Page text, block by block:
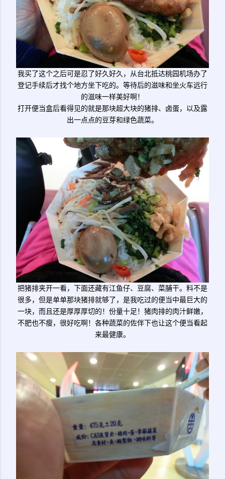
我买了这个之后可是忍了好久好久，从台北抵达桃园机场办了
登记手续后才找个地方坐下吃的。等待后的滋味和坐火车远行
的滋味一样美好啊！
打开便当盒后看得见的就是那块超大块的猪排、卤蛋，以及露
出一点点的豆芽和绿色蔬菜。
把猪排夹开一看，下面还藏有江鱼仔、豆腐、菜脯干。料不是
很多，但是单单那块猪排就够了，是我吃过的便当中最巨大的
一块，而且还是厚厚厚切的！份量十足！猪肉排的肉汁鲜嫩，
不肥也不瘦，很好吃啊！各种蔬菜的佐伴下也让这个便当看起
来最健康。